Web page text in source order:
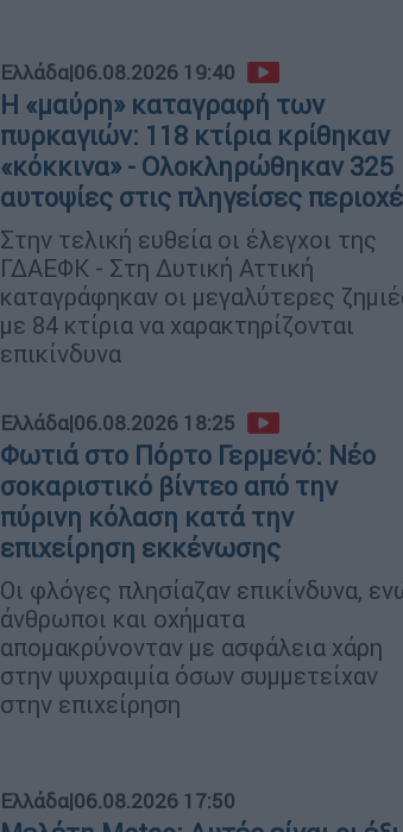
Ελλάδα|06.08.2026 19:40
Η «μαύρη» καταγραφή των
πυρκαγιών: 118 κτίρια κρίθηκαν
«κόκκινα» - Ολοκληρώθηκαν 325
αυτοψίες στις πληγείσες
Στην τελική ευθεία οι έλεγχοι της
ΓΔΑΕΦΚ - Στη Δυτική Αττική
καταγράφηκαν οι μεγαλύτερες
με 84 κτίρια να χαρακτηρίζονται
επικίνδυνα
Ελλάδα|06.08.2026 18:25
Φωτιά στο Πόρτο Γερμενό: Νέο
σοκαριστικό βίντεο από την
πύρινη κόλαση κατά την
επιχείρηση εκκένωσης
Οι φλόγες πλησίαζαν επικίνδυνα,
άνθρωποι και οχήματα
απομακρύνονταν με ασφάλεια χάρη
στην ψυχραιμία όσων συμμετείχαν
στην επιχείρηση
Ελλάδα|06.08.2026 17:50